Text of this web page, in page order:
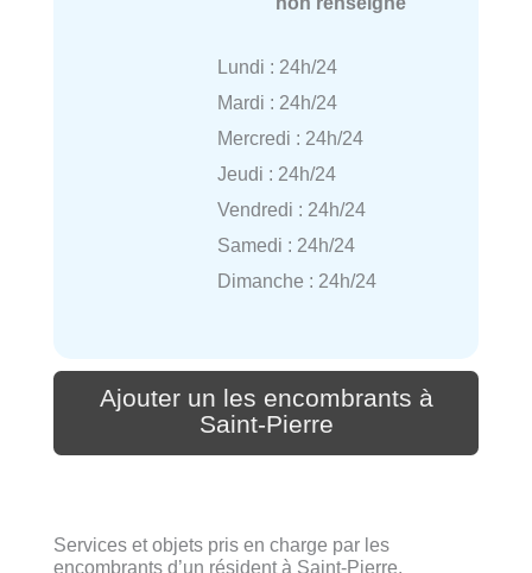
Lundi : 24h/24
Mardi : 24h/24
Mercredi : 24h/24
Jeudi : 24h/24
Vendredi : 24h/24
Samedi : 24h/24
Dimanche : 24h/24
Ajouter un les encombrants à
Saint-Pierre
Services et objets pris en charge par les
encombrants d’un résident à Saint-Pierre.